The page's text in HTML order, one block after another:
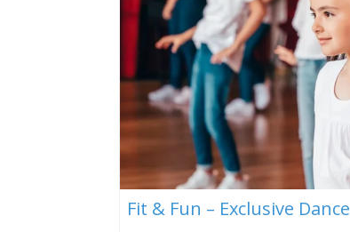
Fit & Fun – Exclusive Dance